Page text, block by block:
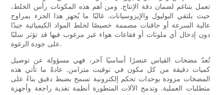
تعمل بتناغم لضمان دقة الإنتاج. ومن أهم هذه المكونات رأس الخلط،
حيث يلتقي البوليول والإيزوسيانات. غالبًا ما يُجهز هذا الجزء بمراوح
عالية السرعة أو حاقنات مصممة خصيصًا لخلط المواد الكيميائية جيدًا
دون إدخال أي ملوثات أو فقاعات هواء غير مرغوب فيها قد تؤثر سلبًا
على جودة الرغوة.
تُعدّ مضخات القياس عنصرًا أساسيًا آخر، فهي مسؤولة عن توصيل
كميات دقيقة من كل مكون في توقيت متزامن. عادةً ما تأتي هذه
المضخات مزودة بوحدات تحكم إلكترونية تسمح بضبط دقيق بناءً على
متطلبات العملية. وتدمج الآلات المتطورة أنظمة تغذية راجعة وأجهزة